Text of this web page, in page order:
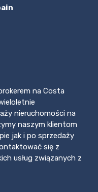
na Costa
nieruchomości na
naszym klientom
jak i po sprzedaży
się z
usług związanych z